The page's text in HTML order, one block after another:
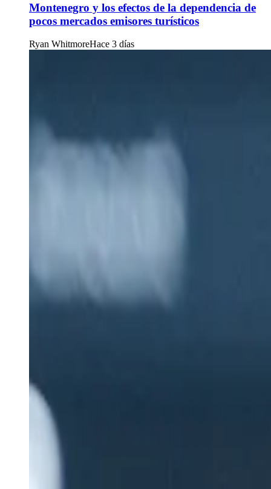
Montenegro y los efectos de la dependencia de
pocos mercados emisores turísticos
Ryan WhitmoreHace 3 días